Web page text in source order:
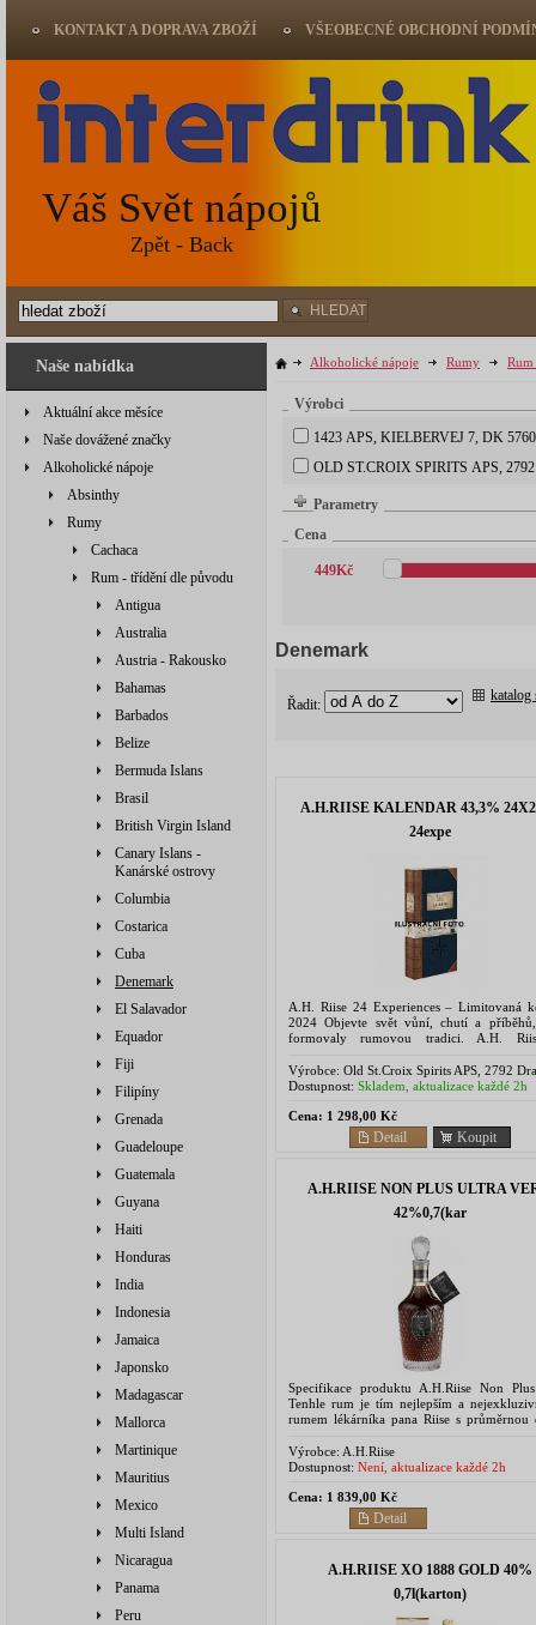
Naše nabídka
Aktuální akce měsíce
Naše dovážené značky
Alkoholické nápoje
Absinthy
Rumy
Cachaca
Rum - třídění dle původu
Antigua
Australia
Austria - Rakousko
Bahamas
Barbados
Belize
Bermuda Islans
Brasil
British Virgin Island
Canary Islans -
Kanárské ostrovy
Columbia
Costarica
Cuba
Denemark
El Salavador
Equador
Fiji
Filipíny
Grenada
Guadeloupe
Guatemala
Guyana
Haiti
Honduras
India
Indonesia
Jamaica
Japonsko
Madagascar
Mallorca
Martinique
Mauritius
Mexico
Multi Island
Nicaragua
Panama
Peru
Alkoholické nápoje Rumy
Výrobci
1423 APS, KIELBERVEJ 7, DK
OLD ST.CROIX SPIRITS APS,
Parametry
Cena
449Kč
Denemark
Řadit:
katalog
A.H.RIISE KALENDAR 43,3%
24expe
A.H. Riise 24 Experiences – Limitovaná
2024 Objevte svět vůní, chutí a
formovaly rumovou tradici. A.H.
sběratelská výprava napříč...
Výrobce: Old St.Croix Spirits APS, 2792
Denmark
Dostupnost: Skladem, aktualizace každé 2h
Cena: 1 298,00 Kč
Koupit
Detail
A.H.RIISE NON PLUS ULTRA
42%0,7(kar
Specifikace produktu A.H.Riise Non
Tenhle rum je tím nejlepším a
rumem lékárníka pana Riise s průměrnou
tohoto...
Výrobce: A.H.Riise
Dostupnost: Není, aktualizace každé 2h
Cena: 1 839,00 Kč
Detail
A.H.RIISE XO 1888 GOLD 40%
0,7l(karton)
KONTAKT A DOPRAVA ZBOŽÍ VŠEOBECNÉ OBCHODNÍ
Váš Svět nápojů
Zpět - Back
HLEDAT